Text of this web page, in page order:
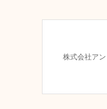
株式会社ア